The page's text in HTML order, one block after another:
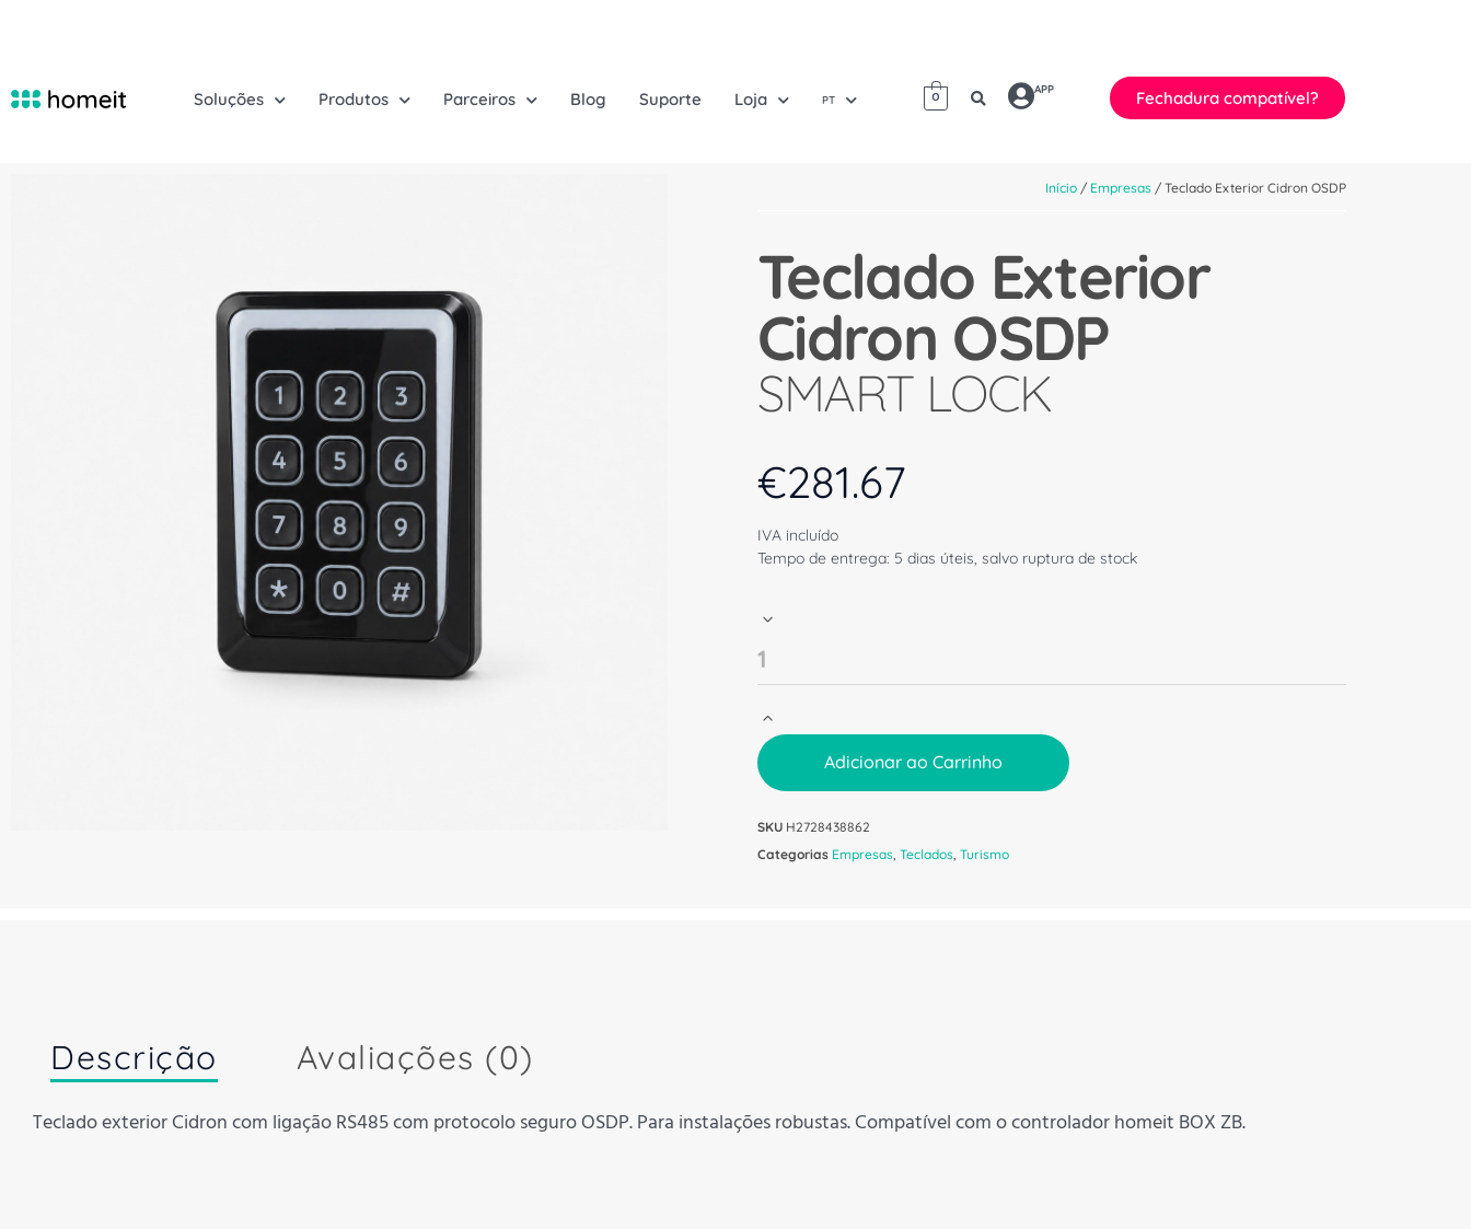
Soluções Produtos Parceiros Blog Suporte Loja PT 0
APP Fechadura compatível?
Início / Empresas / Teclado Exterior Cidron OSDP
Teclado Exterior
Cidron OSDP
SMART LOCK
€281.67
IVA incluído
Tempo de entrega: 5 dias úteis, salvo ruptura de stock
Adicionar ao Carrinho
SKU H2728438862
Categorias Empresas, Teclados, Turismo
Descrição Avaliações (0)
Teclado exterior Cidron com ligação RS485 com protocolo seguro OSDP. Para instalações robustas. Compatível com o controlador homeit BOX ZB.